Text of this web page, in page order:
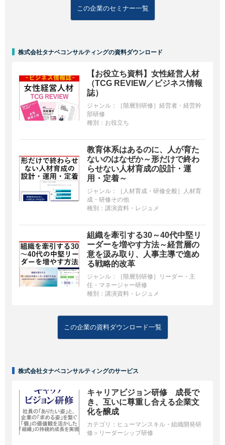
この企業のセミナー一覧
株式会社タナベコンサルティングの資料ダウンロード
【お役立ち資料】女性経営人材
（TCG REVIEW／ビジネス情報
誌）
ジャンル：
［階層別研修］経営者・経営幹
部研修
種別： お役立ち
教育体系はあるのに、人が育た
ないのはなぜか～形だけで終わ
らせない人材育成の設計・運
用・定着～
ジャンル：
［人材育成・研修全般］人材育
成・研修その他
種別： 講演資料・レジュメ
組織を牽引する30～40代中堅リ
ーダーを増やす方法～経営層の
意を汲み取り、人事主導で進め
る戦略的改革
ジャンル：
［階層別研修］リーダー・主
任・マネージャー研修
種別： 講演資料・レジュメ
この企業の資料ダウンロード一覧
株式会社タナベコンサルティングのサービス
キャリアビジョン研修 成長で
き、互いに尊重し合える企業文
化を醸成
カテゴリ： ヒューマンスキル・組織開発研
修＞リーダーシップ研修